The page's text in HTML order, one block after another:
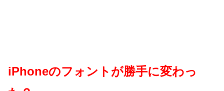
iPhoneのフォントが勝手に変わっ